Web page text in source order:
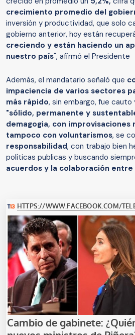
crecimiento promedio del
inversión y productividad, que solo
gobierno anterior, hoy están
creciendo y están haciendo un
nuestro país", afirmó el Presidente
Además, el mandatario señaló que
impaciencia de varios sectores
más rápido, sin embargo, fue cauto
"sólido, permanente y
demagogia, con improvisaciones
tampoco con voluntarismos, se
responsabilidad, con trabajo bien
políticas publicas y buscando
acuerdos y la colaboración entre